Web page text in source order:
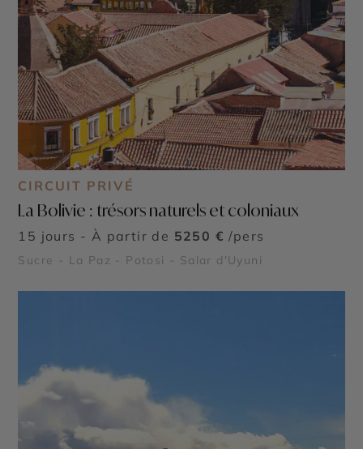
CIRCUIT PRIVÉ
La Bolivie : trésors naturels et coloniaux
15 jours - À partir de 5250 € /pers
Sucre - La Paz - Potosi - Salar d'Uyuni